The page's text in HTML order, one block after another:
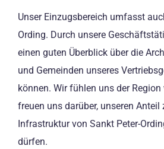
Unser Einzugsbereich umfasst
Ording. Durch unsere
einen guten Überblick über die
und Gemeinden unseres
können. Wir fühlen uns der
freuen uns darüber, unseren Anteil
Infrastruktur von Sankt Peter-
dürfen.